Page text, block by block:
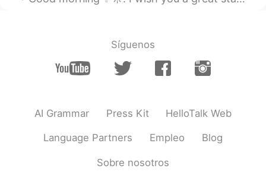
yeah it was hard to believe!
ari 2020.05.03 05:14
取りに😧笑
Ayane 2020.05.03 05:13
Síguenos
AI Grammar Press Kit HelloTalk Web
Language Partners Empleo Blog
Sobre nosotros